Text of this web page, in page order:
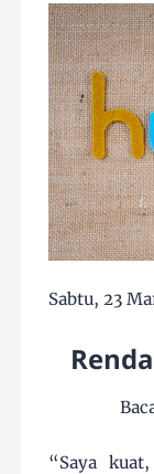
Sabtu, 23
“Saya